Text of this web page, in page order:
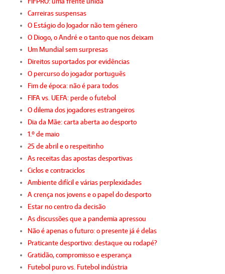
Carreiras suspensas
O Estágio do Jogador não tem género
O Diogo, o André e o tanto que nos deixam
Um Mundial sem surpresas
Direitos suportados por evidências
O percurso do jogador português
Fim de época: não é para todos
FIFA vs. UEFA: perde o futebol
O dilema dos jogadores estrangeiros
Dia da Mãe: carta aberta ao desporto
1.º de maio
25 de abril e o respeitinho
As receitas das apostas desportivas
Ciclos e contraciclos
Ambiente difícil e várias perplexidades
A crença nos jovens e o papel do desporto
Estar no centro da decisão
As discussões que a pandemia apressou
Não é apenas o futuro: o presente já é delas
Praticante desportivo: destaque ou rodapé?
Gratidão, compromisso e esperança
Futebol puro vs. Futebol indústria